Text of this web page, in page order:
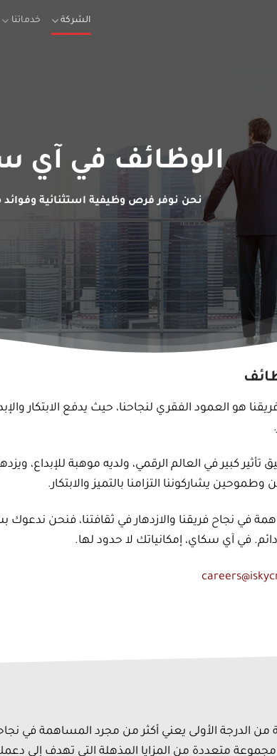
الشركة خدماتنا
الوظائف في آي
نحن نوفر فرص وظيفية استثنائية وفوائد
هو العمود الفقري لنجاحنا، حيث يدفع الابتكار
كبير في العالم الرقمي، ولديه موهبة للإبداع،
يشاركوننا التزامنا بالتميز والابتكار.
في نجاح فريقنا والازدهار في ثقافتنا، فنحن
في آي سكاي، إمكانياتك لا حدود لها.
الدرجة الأولى يعني أكثر من مجرد المساهمة في
متعددة من المزايا المذهلة التي تهدف إلى